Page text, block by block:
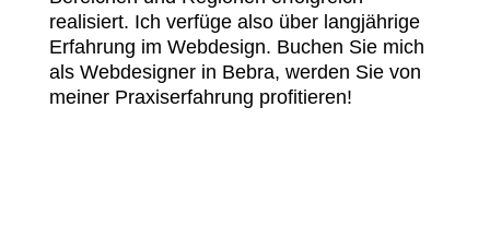
realisiert. Ich verfüge also über langjährige
Erfahrung im Webdesign. Buchen Sie mich
als Webdesigner in Bebra, werden Sie von
meiner Praxiserfahrung profitieren!